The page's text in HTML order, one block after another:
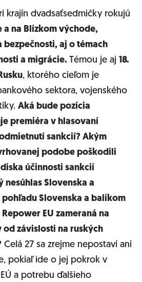
krajín dvadsaťsedmičky rokujú
na Blízkom východe,
bezpečnosti, aj o témach
a migrácie. Témou je aj 18.
, ktorého cieľom je
sektora, vojenského
Aká bude pozícia
premiéra v hlasovaní
sankcií? Akým
podobe poškodili
účinnosti sankcií
Slovenska a
pohľadu Slovenska a balíkom
EU zameraná na
závislosti na ruských
Celá 27 sa zrejme nepostaví ani
pokiaľ ide o jej pokrok v
a potrebu ďalšieho